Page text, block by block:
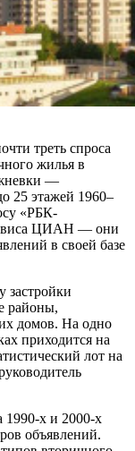
треть спроса
жилья в
—
25 этажей 1960–
«РБК-
ЦИАН — они
в своей базе
застройки
районы,
домов. На одно
приходится на
лот на
х и 2000-х
объявлений.